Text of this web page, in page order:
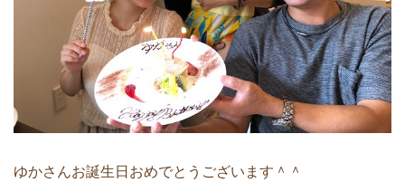
ゆかさんお誕生日おめでとうございます＾＾